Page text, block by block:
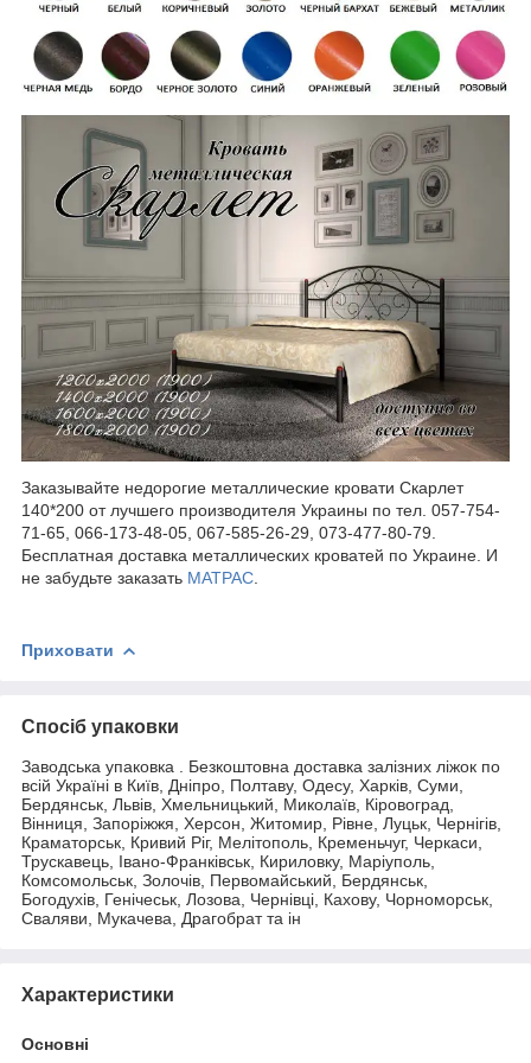
Заказывайте недорогие металлические кровати Скарлет
140*200 от лучшего производителя Украины по тел. 057-754-
71-65, 066-173-48-05, 067-585-26-29, 073-477-80-79.
Бесплатная доставка металлических кроватей по Украине. И
не забудьте заказать МАТРАС
Приховати
Спосіб упаковки
Заводська упаковка . Безкоштовна доставка залізних ліжок по
всій Україні в Київ, Дніпро, Полтаву, Одесу, Харків, Суми,
Бердянськ, Львів, Хмельницький, Миколаїв, Кіровоград,
Вінниця, Запоріжжя, Херсон, Житомир, Рівне, Луцьк, Чернігів,
Краматорськ, Кривий Ріг, Мелітополь, Кременьчуг, Черкаси,
Трускавець, Івано-Франківськ, Кириловку, Маріуполь,
Комсомольськ, Золочів, Первомайський, Бердянськ,
Богодухів, Генічеськ, Лозова, Чернівці, Кахову, Чорноморськ,
Сваляви, Мукачева, Драгобрат та ін
Характеристики
Основні